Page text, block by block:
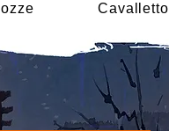
Cavalletto